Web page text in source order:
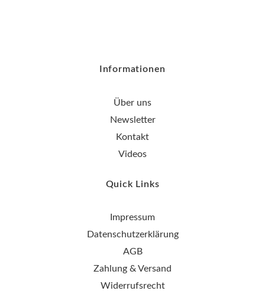
Informationen
Über uns
Newsletter
Kontakt
Videos
Quick Links
Impressum
Datenschutzerklärung
AGB
Zahlung & Versand
Widerrufsrecht